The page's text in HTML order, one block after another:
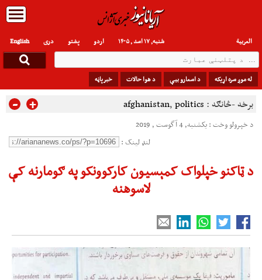
English دری پشتو العربیة اردو شنبه, ۱۷ اسد , ۱۴۰۵
له موږ سره اړیکه د اسعارو بیې د هوا حالات خبرپاڼه
برخه -څانګه : afghanistan, politics
- +
د خپرولو وخت : یکشنبه, 4 آگوست , 2019
لنډ لینک :
د ټاکنو خپلواک کمېسيون کارکوونکو په ګومارنه کې
لاسوهنه